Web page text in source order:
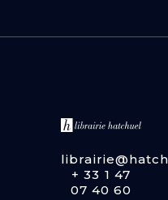
+ 33 1 47
07 40 60